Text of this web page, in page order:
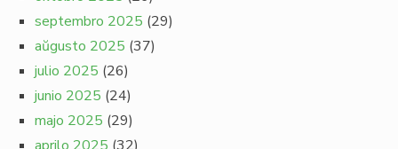
septembro 2025 (29)
aŭgusto 2025 (37)
julio 2025 (26)
junio 2025 (24)
majo 2025 (29)